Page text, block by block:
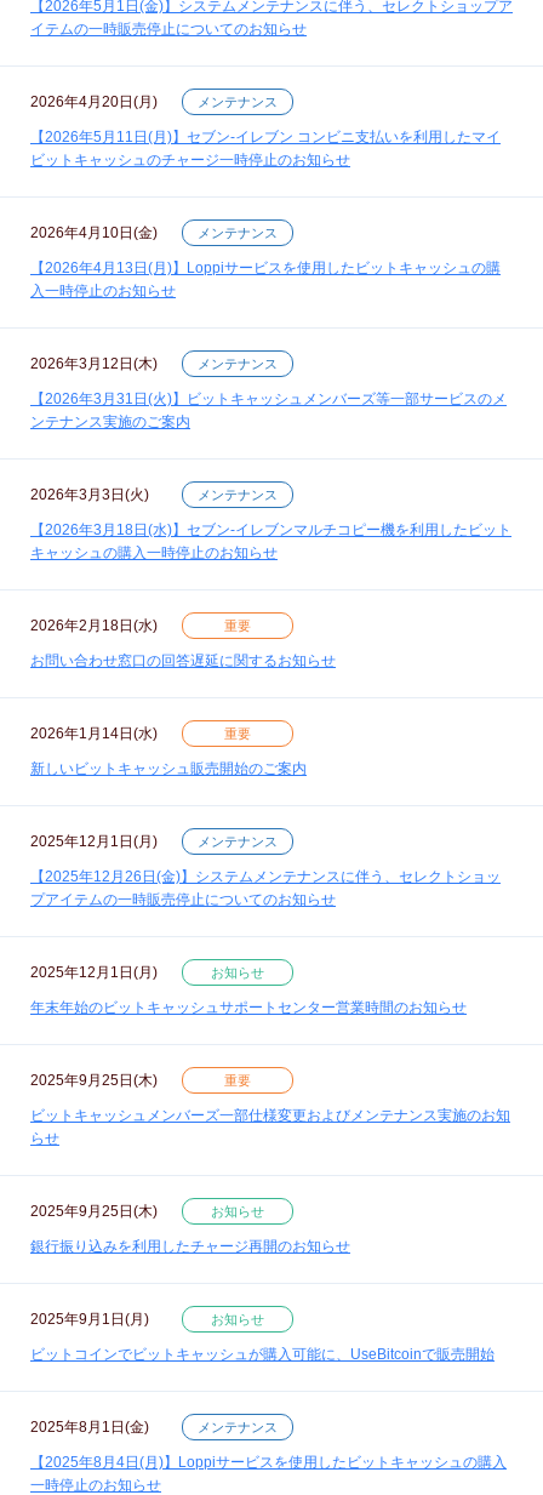
【2026年5月1日(金)】システムメンテナンスに伴う、セレクトショップア
イテムの一時販売停止についてのお知らせ
2026年4月20日(月) メンテナンス
【2026年5月11日(月)】セブン‐イレブン コンビニ支払いを利用したマイ
ビットキャッシュのチャージ一時停止のお知らせ
2026年4月10日(金) メンテナンス
【2026年4月13日(月)】Loppiサービスを使用したビットキャッシュの購
入一時停止のお知らせ
2026年3月12日(木) メンテナンス
【2026年3月31日(火)】ビットキャッシュメンバーズ等一部サービスのメ
ンテナンス実施のご案内
2026年3月3日(火) メンテナンス
【2026年3月18日(水)】セブン‐イレブンマルチコピー機を利用したビット
キャッシュの購入一時停止のお知らせ
2026年2月18日(水) 重要
お問い合わせ窓口の回答遅延に関するお知らせ
2026年1月14日(水) 重要
新しいビットキャッシュ販売開始のご案内
2025年12月1日(月) メンテナンス
【2025年12月26日(金)】システムメンテナンスに伴う、セレクトショッ
プアイテムの一時販売停止についてのお知らせ
2025年12月1日(月) お知らせ
年末年始のビットキャッシュサポートセンター営業時間のお知らせ
2025年9月25日(木) 重要
ビットキャッシュメンバーズ一部仕様変更およびメンテナンス実施のお知
らせ
2025年9月25日(木) お知らせ
銀行振り込みを利用したチャージ再開のお知らせ
2025年9月1日(月) お知らせ
ビットコインでビットキャッシュが購入可能に、UseBitcoinで販売開始
2025年8月1日(金) メンテナンス
【2025年8月4日(月)】Loppiサービスを使用したビットキャッシュの購入
一時停止のお知らせ